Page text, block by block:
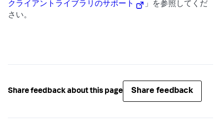
クライアントライブラリのサポート
」を参照してくだ
さい。
Share feedback about this page Share feedback